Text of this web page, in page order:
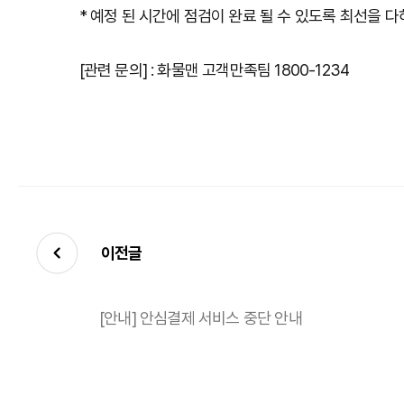
* 예정 된 시간에 점검이 완료 될 수 있도록 최선을 다
[관련 문의] : 화물맨 고객만족팀 1800-1234
이전글
[안내] 안심결제 서비스 중단 안내